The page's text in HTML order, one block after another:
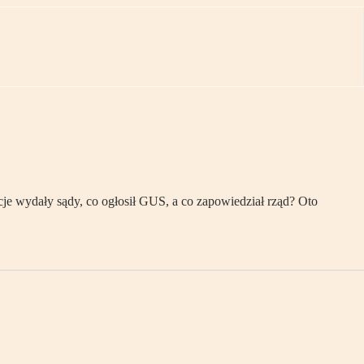
sądy, co ogłosił GUS, a co zapowiedział rząd? Oto